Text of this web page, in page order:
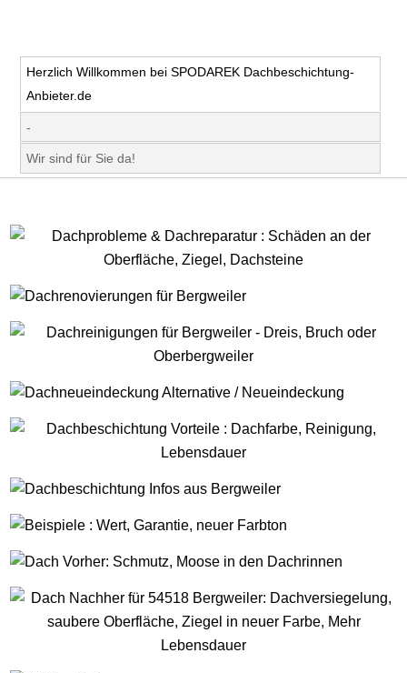
Herzlich Willkommen bei SPODAREK Dachbeschichtung-
Anbieter.de
-
Wir sind für Sie da!